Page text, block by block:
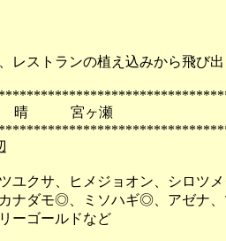
ストランの植え込みから飛び出
) 晴 宮ヶ瀬
ユクサ、ヒメジョオン、シロツ
ダモ◎、ミソハギ◎、アゼナ、
ゴールドなど